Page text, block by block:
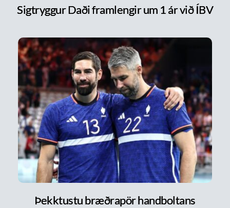
Sigtryggur Daði framlengir um 1 ár við ÍBV
Þekktustu bræðrapör handboltans